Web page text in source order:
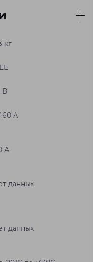
кг
В
А
А
данных
данных